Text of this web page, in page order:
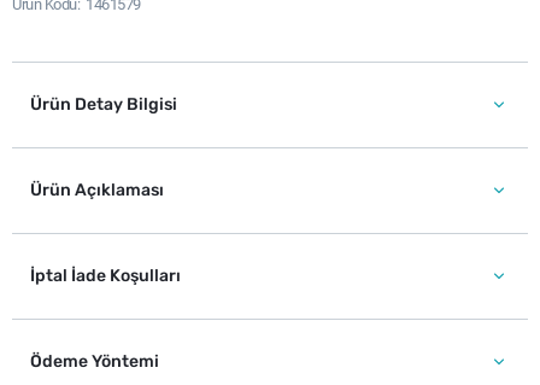
Ürün Kodu 1461579
Ürün Detay Bilgisi
Ürün Açıklaması
İptal İade Koşulları
Ödeme Yöntemi